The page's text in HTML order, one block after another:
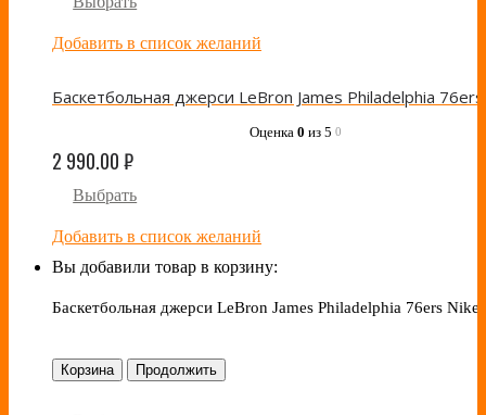
Добавить в список желаний
Оценка 0 из 5 0
2 990.00₽
Выбрать
Добавить в список желаний
Вы добавили товар в корзину:
Баскетбольная джерси LeBron James Philadelphia 76ers Nike
Корзина Продолжить